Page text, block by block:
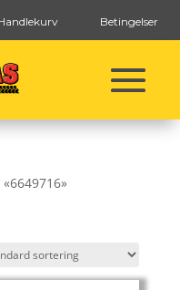
Betingelser